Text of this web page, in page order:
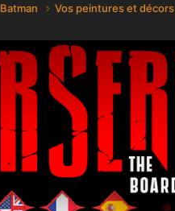
Batman Vos peintures et décors